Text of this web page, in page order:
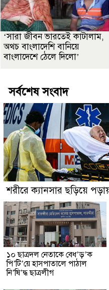
‘সারা জীবন ভারতেই কাটালাম,
অথচ বাংলাদেশি বানিয়ে
বাংলাদেশে ঠেলে দিলো’
সর্বশেষ সংবাদ
শরীরে ক্যানসার ছড়িয়ে
১০ ছাত্রদল নেতাকে বেধ’ড়’ক
পি’টি’য়ে হাসপাতালে পাঠাল
নি’ষি’দ্ধ ছাত্রলীগ